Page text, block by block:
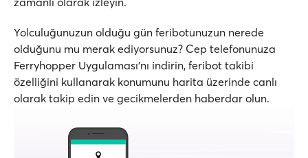
Yolculuğunuzun olduğu gün feribotunuzun nerede
olduğunu mu merak ediyorsunuz? Cep telefonunuza
Ferryhopper Uygulaması'nı indirin, feribot takibi
özelliğini kullanarak konumunu harita üzerinde canlı
olarak takip edin ve gecikmelerden haberdar olun.